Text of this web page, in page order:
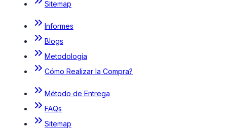
Sitemap
Informes
Blogs
Metodología
Cómo Realizar la Compra?
Método de Entrega
FAQs
Sitemap